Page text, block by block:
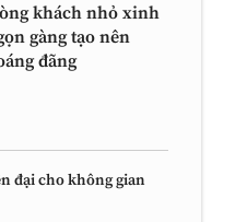
khách nhỏ xinh
gàng tạo nên
đãng
đại cho không gian